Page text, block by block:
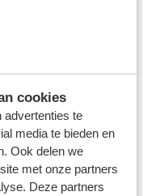
cookies
advertenties te
media te bieden en
Ook delen we
met onze partners
Deze partners